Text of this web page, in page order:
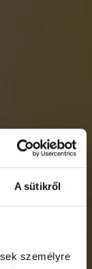
A sütikről
személyre